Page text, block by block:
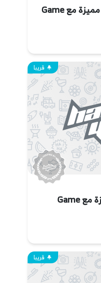
احظى بأمسيات شطرنج مميزة مع Game
قريبا
اقض أمسيات بلوت مميزة مع Game
قريبا